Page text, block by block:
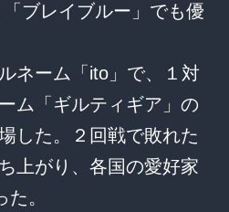
「ブレイブルー」でも優
ネーム「ito」で、１対
ム「ギルティギア」の
した。２回戦で敗れた
上がり、各国の愛好家
。